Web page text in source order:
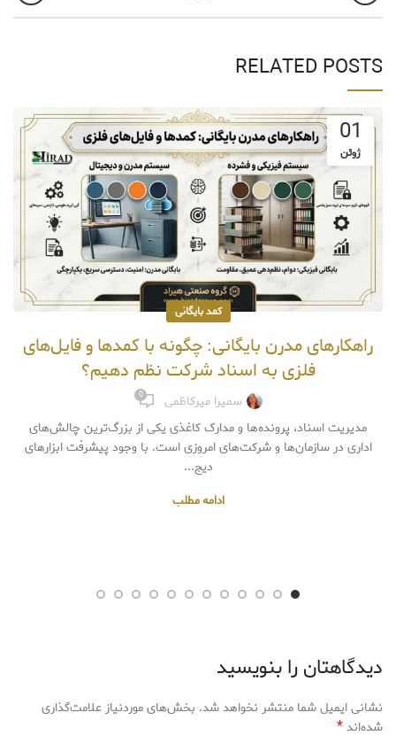
RELATED POSTS
01
ژوئن
کمد بایگانی
راهکارهای مدرن بایگانی: چگونه با کمدها و فایل‌های
فلزی به اسناد شرکت نظم دهیم؟
سمیرا میرکاظمی 0
مدیریت اسناد، پرونده‌ها و مدارک کاغذی یکی از بزرگ‌ترین چالش‌های
اداری در سازمان‌ها و شرکت‌های امروزی است. با وجود پیشرفت ابزارهای
دیج...
ادامه مطلب
دیدگاهتان را بنویسید
نشانی ایمیل شما منتشر نخواهد شد. بخش‌های موردنیاز علامت‌گذاری
شده‌اند*